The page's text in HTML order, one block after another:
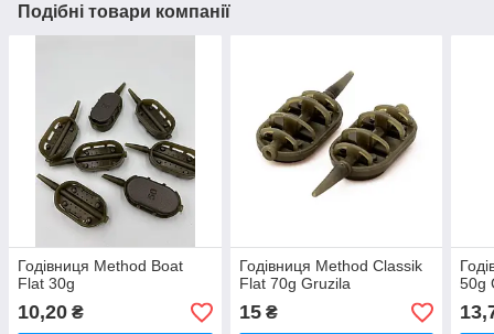
Подібні товари компанії
Годівниця Method Boat
Flat 30g
10,20 ₴
Годівниця Method Classik
Flat 70g Gruzila
15₴
50g